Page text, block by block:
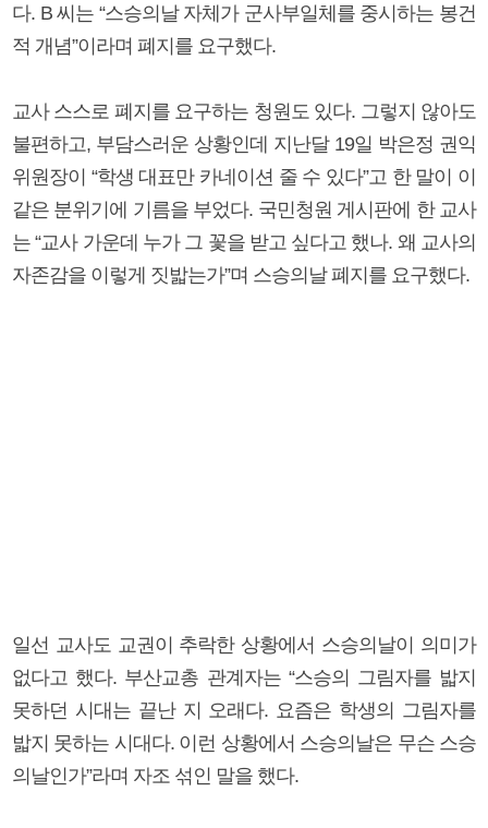
다. B 씨는 “스승의날 자체가 군사부일체를 중시하는 봉건
적 개념”이라며 폐지를 요구했다.
교사 스스로 폐지를 요구하는 청원도 있다. 그렇지 않아도
불편하고, 부담스러운 상황인데 지난달 19일 박은정 권익
위원장이 “학생 대표만 카네이션 줄 수 있다”고 한 말이 이
같은 분위기에 기름을 부었다. 국민청원 게시판에 한 교사
는 “교사 가운데 누가 그 꽃을 받고 싶다고 했나. 왜 교사의
자존감을 이렇게 짓밟는가”며 스승의날 폐지를 요구했다.
일선 교사도 교권이 추락한 상황에서 스승의날이 의미가
없다고 했다. 부산교총 관계자는 “스승의 그림자를 밟지
못하던 시대는 끝난 지 오래다. 요즘은 학생의 그림자를
밟지 못하는 시대다. 이런 상황에서 스승의날은 무슨 스승
의날인가”라며 자조 섞인 말을 했다.